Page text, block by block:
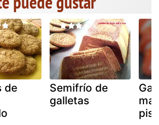
de
Semifrío de
galletas